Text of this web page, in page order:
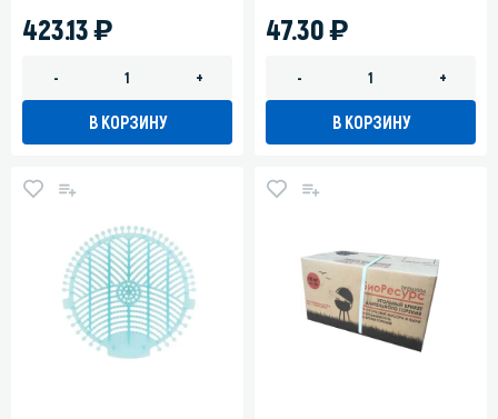
423.13)
- +
В КОРЗИНУ
47.30)
- +
В КОРЗИНУ